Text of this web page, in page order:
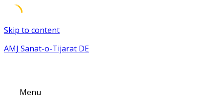
Skip to content
AMJ Sanat-o-Tijarat DE
Menu